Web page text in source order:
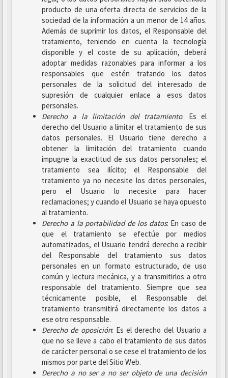
producto de una oferta directa de servicios de la
sociedad de la información a un menor de 14 años.
Además de suprimir los datos, el Responsable del
tratamiento, teniendo en cuenta la tecnología
disponible y el coste de su aplicación, deberá
adoptar medidas razonables para informar a los
responsables que estén tratando los datos
personales de la solicitud del interesado de
supresión de cualquier enlace a esos datos
personales.
Derecho a la limitación del tratamiento: Es el
derecho del Usuario a limitar el tratamiento de sus
datos personales. El Usuario tiene derecho a
obtener la limitación del tratamiento cuando
impugne la exactitud de sus datos personales; el
tratamiento sea ilícito; el Responsable del
tratamiento ya no necesite los datos personales,
pero el Usuario lo necesite para hacer
reclamaciones; y cuando el Usuario se haya opuesto
al tratamiento.
Derecho a la portabilidad de los datos: En caso de
que el tratamiento se efectúe por medios
automatizados, el Usuario tendrá derecho a recibir
del Responsable del tratamiento sus datos
personales en un formato estructurado, de uso
común y lectura mecánica, y a transmitirlos a otro
responsable del tratamiento. Siempre que sea
técnicamente posible, el Responsable del
tratamiento transmitirá directamente los datos a
ese otro responsable.
Derecho de oposición: Es el derecho del Usuario a
que no se lleve a cabo el tratamiento de sus datos
de carácter personal o se cese el tratamiento de los
mismos por parte del Sitio Web.
Derecho a no ser a no ser objeto de una decisión